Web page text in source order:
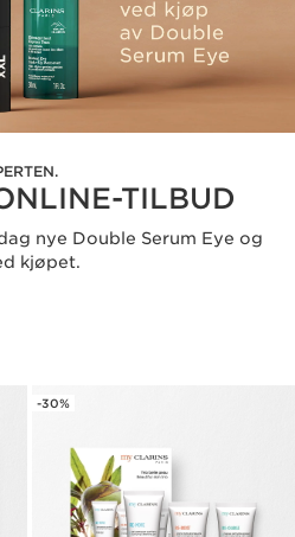
TILBUD
nye Double Serum Eye og
kjøpet.
-30%